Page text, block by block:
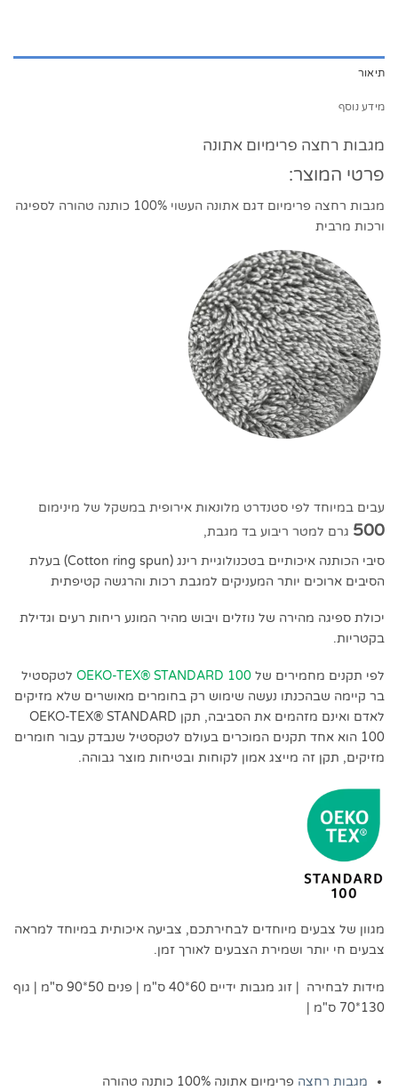
תיאור
מידע נוסף
מגבות רחצה פרימיום אתונה
פרטי המוצר:
מגבות רחצה פרימיום דגם אתונה העשוי 100% כותנה טהורה לספיגה
ורכות מרבית
עבים במיוחד לפי סטנדרט מלונאות אירופית במשקל של מינימום
500 גרם למטר ריבוע בד מגבת,
סיבי הכותנה איכותיים בטכנולוגיית רינג (Cotton ring spun) בעלת
הסיבים ארוכים יותר המעניקים למגבת רכות והרגשה קטיפתית
יכולת ספיגה מהירה של נוזלים ויבוש מהיר המונע ריחות רעים וגדילת
בקטריות.
לפי תקנים מחמירים של OEKO-TEX® STANDARD 100 לטקסטיל
בר קיימה שבהכנתו נעשה שימוש רק בחומרים מאושרים שלא מזיקים
לאדם ואינם מזהמים את הסביבה, תקן OEKO-TEX® STANDARD
100 הוא אחד תקנים המוכרים בעולם לטקסטיל שנבדק עבור חומרים
מזיקים, תקן זה מייצג אמון לקוחות ובטיחות מוצר גבוהה.
מגוון של צבעים מיוחדים לבחירתכם, צביעה איכותית במיוחד למראה
צבעים חי יותר ושמירת הצבעים לאורך זמן.
מידות לבחירה | זוג מגבות ידיים 60*40 ס"מ | פנים 50*90 ס"מ | גוף
130*70 ס"מ |
מגבות רחצה פרימיום אתונה 100% כותנה טהורה